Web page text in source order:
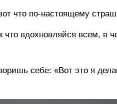
что по-настоящему
что вдохновляйся всем, в
себе: «Вот это я